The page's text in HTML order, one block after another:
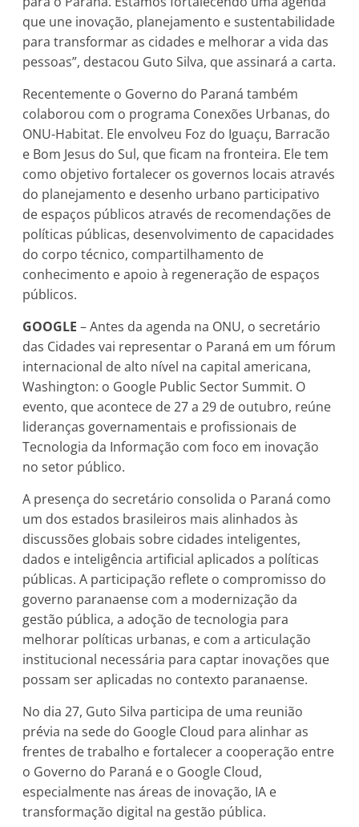
que une inovação, planejamento e sustentabilidade
para transformar as cidades e melhorar a vida das
pessoas”, destacou Guto Silva, que assinará a carta.
Recentemente o Governo do Paraná também
colaborou com o programa Conexões Urbanas, do
ONU-Habitat. Ele envolveu Foz do Iguaçu, Barracão
e Bom Jesus do Sul, que ficam na fronteira. Ele tem
como objetivo fortalecer os governos locais através
do planejamento e desenho urbano participativo
de espaços públicos através de recomendações de
políticas públicas, desenvolvimento de capacidades
do corpo técnico, compartilhamento de
conhecimento e apoio à regeneração de espaços
públicos.
GOOGLE– Antes da agenda na ONU, o secretário
das Cidades vai representar o Paraná em um fórum
internacional de alto nível na capital americana,
Washington: o Google Public Sector Summit. O
evento, que acontece de 27 a 29 de outubro, reúne
lideranças governamentais e profissionais de
Tecnologia da Informação com foco em inovação
no setor público.
A presença do secretário consolida o Paraná como
um dos estados brasileiros mais alinhados às
discussões globais sobre cidades inteligentes,
dados e inteligência artificial aplicados a políticas
públicas. A participação reflete o compromisso do
governo paranaense com a modernização da
gestão pública, a adoção de tecnologia para
melhorar políticas urbanas, e com a articulação
institucional necessária para captar inovações que
possam ser aplicadas no contexto paranaense.
No dia 27, Guto Silva participa de uma reunião
prévia na sede do Google Cloud para alinhar as
frentes de trabalho e fortalecer a cooperação entre
o Governo do Paraná e o Google Cloud,
especialmente nas áreas de inovação, IA e
transformação digital na gestão pública.